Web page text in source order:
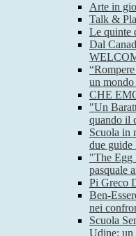
Arte in
Talk &
Le quinte
Dal
un
CHE
"Un
quando il
Scuola in
due
"The Egg
pasquale
Pi Greco
Ben-
nei
Scuola
Udine: un